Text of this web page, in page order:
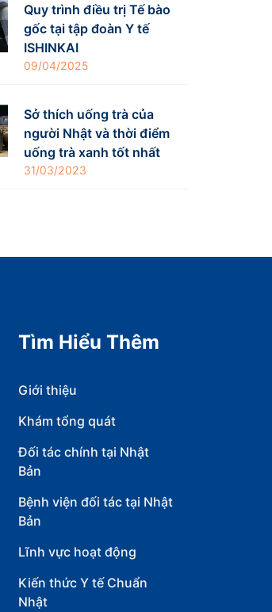
Quy trình điều trị Tế bào
gốc tại tập đoàn Y tế
ISHINKAI
09/04/2025
Sở thích uống trà của
người Nhật và thời điểm
uống trà xanh tốt nhất
31/03/2023
Tìm Hiểu Thêm
Giới thiệu
Khám tổng quát
Đối tác chính tại Nhật
Bản
Bệnh viện đối tác tại Nhật
Bản
Lĩnh vực hoạt động
Kiến thức Y tế Chuẩn
Nhật